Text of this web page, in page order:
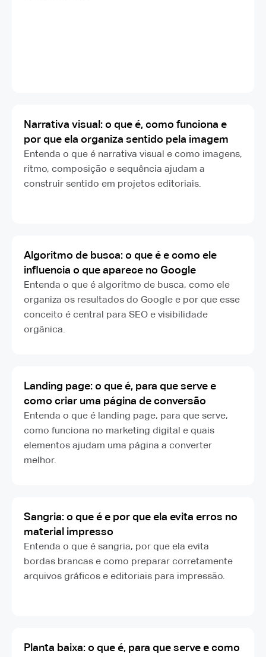
Narrativa visual: o que é, como funciona e
por que ela organiza sentido pela imagem
Entenda o que é narrativa visual e como imagens,
ritmo, composição e sequência ajudam a
construir sentido em projetos editoriais.
Algoritmo de busca: o que é e como ele
influencia o que aparece no Google
Entenda o que é algoritmo de busca, como ele
organiza os resultados do Google e por que esse
conceito é central para SEO e visibilidade
orgânica.
Landing page: o que é, para que serve e
como criar uma página de conversão
Entenda o que é landing page, para que serve,
como funciona no marketing digital e quais
elementos ajudam uma página a converter
melhor.
Sangria: o que é e por que ela evita erros no
material impresso
Entenda o que é sangria, por que ela evita
bordas brancas e como preparar corretamente
arquivos gráficos e editoriais para impressão.
Planta baixa: o que é, para que serve e como